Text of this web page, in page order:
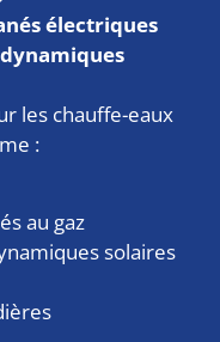
électriques
les chauffe-eaux
:
au gaz
solaires